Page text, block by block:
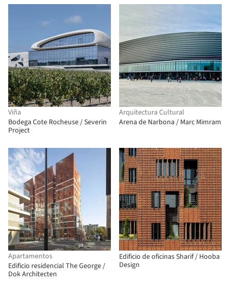
Viña
Bodega Cote Rocheuse / Severin
Project
Arquitectura Cultural
Arena de Narbona / Marc Mimram
Apartamentos
Edificio residencial The George /
Dok Architecten
Edificio de oficinas Sharif / Hooba
Design